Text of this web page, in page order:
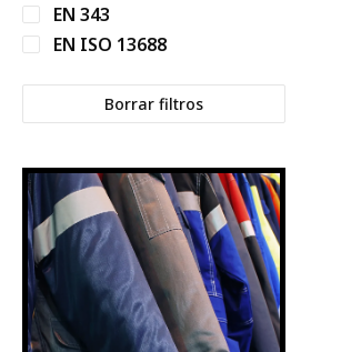
EN 343
EN ISO 13688
Borrar filtros